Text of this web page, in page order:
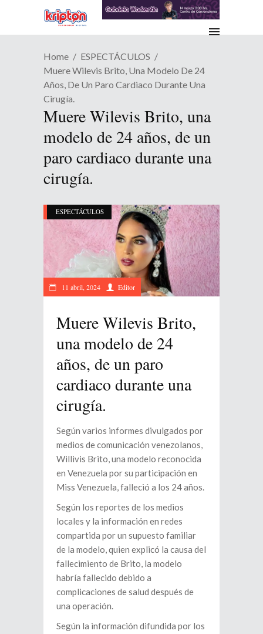
Home
ESPECTÁCULOS
Muere Wilevis Brito, Una Modelo De 24
Años, De Un Paro Cardiaco Durante Una
Cirugía.
Muere Wilevis Brito, una
modelo de 24 años, de un
paro cardiaco durante una
cirugía.
ESPECTÁCULOS
11 abril, 2024 Editor
Muere Wilevis Brito,
una modelo de 24
años, de un paro
cardiaco durante una
cirugía.
Según varios informes divulgados por
medios de comunicación venezolanos,
Willivis Brito, una modelo reconocida
en Venezuela por su participación en
Miss Venezuela, falleció a los 24 años.
Según los reportes de los medios
locales y la información en redes
compartida por un supuesto familiar
de la modelo, quien explicó la causa del
fallecimiento de Brito, la modelo
habría fallecido debido a
complicaciones de salud después de
una operación.
Según la información difundida por los